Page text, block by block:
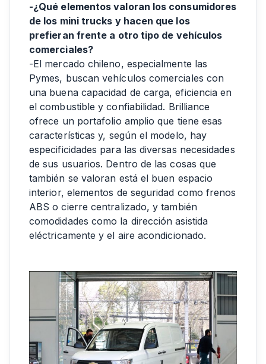
-¿Qué elementos valoran los consumidores
de los mini trucks y hacen que los
prefieran frente a otro tipo de vehículos
comerciales?
-El mercado chileno, especialmente las
Pymes, buscan vehículos comerciales con
una buena capacidad de carga, eficiencia en
el combustible y confiabilidad. Brilliance
ofrece un portafolio amplio que tiene esas
características y, según el modelo, hay
especificidades para las diversas necesidades
de sus usuarios. Dentro de las cosas que
también se valoran está el buen espacio
interior, elementos de seguridad como frenos
ABS o cierre centralizado, y también
comodidades como la dirección asistida
eléctricamente y el aire acondicionado.